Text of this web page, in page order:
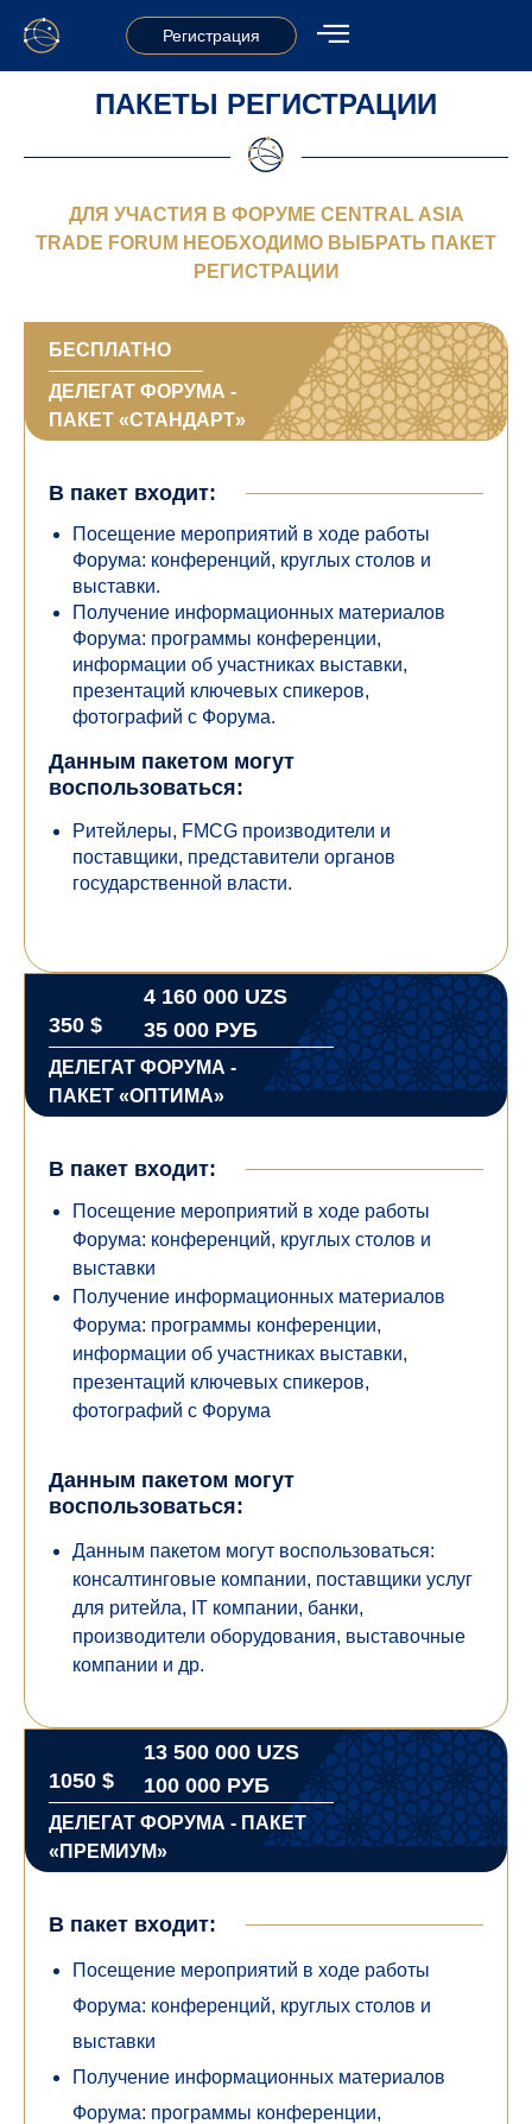
Регистрация
ПАКЕТЫ РЕГИСТРАЦИИ
ДЛЯ УЧАСТИЯ В ФОРУМЕ CENTRAL ASIA
TRADE FORUM НЕОБХОДИМО ВЫБРАТЬ ПАКЕТ
РЕГИСТРАЦИИ
БЕСПЛАТНО
ДЕЛЕГАТ ФОРУМА -
ПАКЕТ «СТАНДАРТ»
В пакет входит:
Посещение мероприятий в ходе работы
Форума: конференций, круглых столов и
выставки.
Получение информационных материалов
Форума: программы конференции,
информации об участниках выставки,
презентаций ключевых спикеров,
фотографий с Форума.
Данным пакетом могут
воспользоваться:
Ритейлеры, FMCG производители и
поставщики, представители органов
государственной власти.
350 $
4 160 000 UZS
35 000 РУБ
ДЕЛЕГАТ ФОРУМА -
ПАКЕТ «ОПТИМА»
В пакет входит:
Посещение мероприятий в ходе работы
Форума: конференций, круглых столов и
выставки
Получение информационных материалов
Форума: программы конференции,
информации об участниках выставки,
презентаций ключевых спикеров,
фотографий с Форума
Данным пакетом могут
воспользоваться:
Данным пакетом могут воспользоваться:
консалтинговые компании, поставщики услуг
для ритейла, IT компании, банки,
производители оборудования, выставочные
компании и др.
1050 $
13 500 000 UZS
100 000 РУБ
ДЕЛЕГАТ ФОРУМА - ПАКЕТ
«ПРЕМИУМ»
В пакет входит:
Посещение мероприятий в ходе работы
Форума: конференций, круглых столов и
выставки
Получение информационных материалов
Форума: программы конференции,